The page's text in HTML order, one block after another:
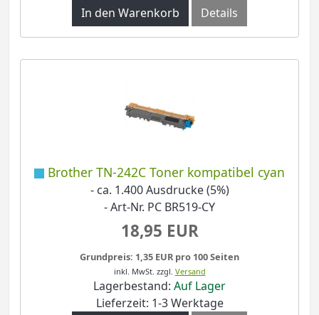
In den Warenkorb
Details
Brother TN-242C Toner kompatibel cyan
- ca. 1.400 Ausdrucke (5%)
- Art-Nr. PC BR519-CY
18,95 EUR
Grundpreis: 1,35 EUR pro 100 Seiten
inkl. MwSt. zzgl. Versand
Lagerbestand: Auf Lager
Lieferzeit: 1-3 Werktage